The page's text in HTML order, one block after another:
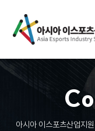
Co
아시아 이스포츠산업지